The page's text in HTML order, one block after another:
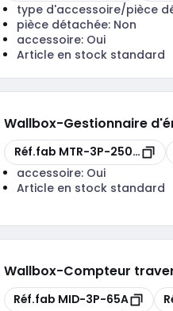
type d'accessoire/pièce
pièce détachée: Non
accessoire: Oui
Article en stock standard
Wallbox-Gestionnaire
Copie
Réf.fab MTR-3P-250A-CLP
accessoire: Oui
Article en stock standard
Wallbox-Compteur
Copie
Réf.fab MID-3P-65A